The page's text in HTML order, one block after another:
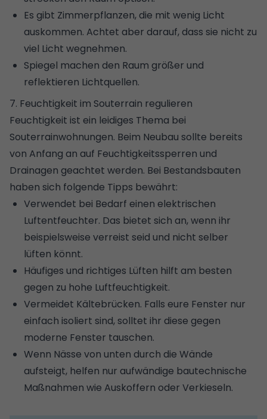
Es gibt Zimmerpflanzen, die mit wenig Licht
auskommen. Achtet aber darauf, dass sie nicht zu
viel Licht wegnehmen.
Spiegel machen den Raum größer und
reflektieren Lichtquellen.
7. Feuchtigkeit im Souterrain regulieren
Feuchtigkeit ist ein leidiges Thema bei
Souterrainwohnungen. Beim Neubau sollte bereits
von Anfang an auf Feuchtigkeitssperren und
Drainagen geachtet werden. Bei Bestandsbauten
haben sich folgende Tipps bewährt:
Verwendet bei Bedarf einen elektrischen
Luftentfeuchter. Das bietet sich an, wenn ihr
beispielsweise verreist seid und nicht selber
lüften könnt.
Häufiges und richtiges Lüften hilft am besten
gegen zu hohe Luftfeuchtigkeit.
Vermeidet Kältebrücken. Falls eure Fenster nur
einfach isoliert sind, solltet ihr diese gegen
moderne Fenster tauschen.
Wenn Nässe von unten durch die Wände
aufsteigt, helfen nur aufwändige bautechnische
Maßnahmen wie Auskoffern oder Verkieseln.